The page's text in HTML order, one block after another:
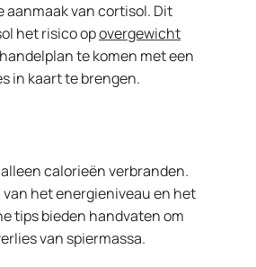
aanmaak van cortisol. Dit
het risico opovergewicht
te komen met een
in kaart te brengen.
calorieën verbranden.
het energieniveau en het
tips bieden handvaten om
van spiermassa.